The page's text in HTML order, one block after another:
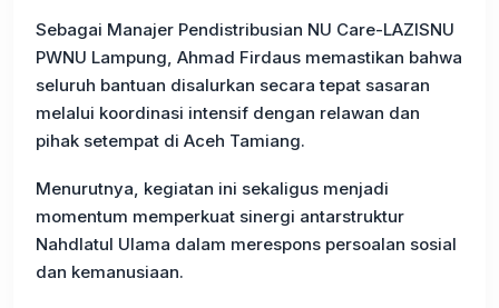
Sebagai Manajer Pendistribusian NU Care-LAZISNU
PWNU Lampung, Ahmad Firdaus memastikan bahwa
seluruh bantuan disalurkan secara tepat sasaran
melalui koordinasi intensif dengan relawan dan
pihak setempat di Aceh Tamiang.
Menurutnya, kegiatan ini sekaligus menjadi
momentum memperkuat sinergi antarstruktur
Nahdlatul Ulama dalam merespons persoalan sosial
dan kemanusiaan.